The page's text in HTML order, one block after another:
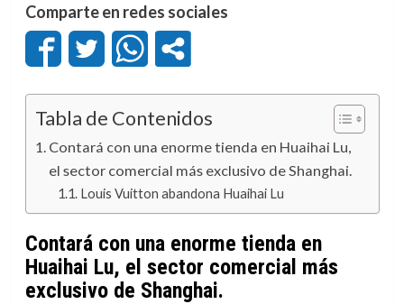
Comparte en redes sociales
Tabla de Contenidos
Contará con una enorme tienda en Huaihai Lu,
el sector comercial más exclusivo de Shanghai.
Louis Vuitton abandona Huaihai Lu
Contará con una enorme tienda en
Huaihai Lu, el sector comercial más
exclusivo de Shanghai.